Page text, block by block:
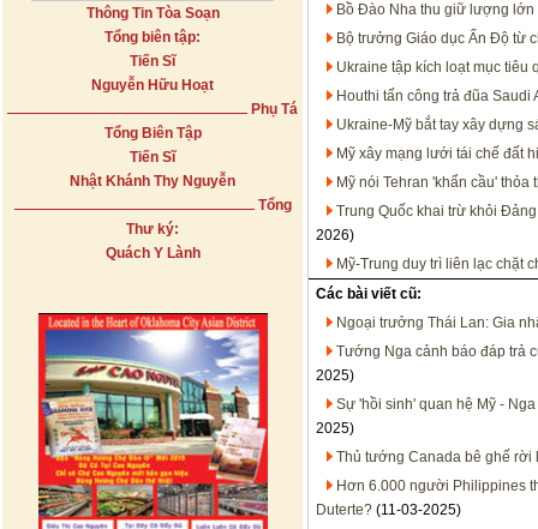
Thông Tin Tòa Soạn
Tổng biên tập:
Tiến Sĩ
Nguyễn Hữu Hoạt
Phụ Tá
Tổng Biên Tập
Tiến Sĩ
Nhật Khánh Thy Nguyễn
Tổng
Thư ký:
Quách Y Lành
Bồ Đào Nha thu giữ lượng
Bộ trưởng Giáo dục Ấn Độ từ
Ukraine tập kích loạt mục tiêu
Houthi tấn công trả đũa
Ukraine-Mỹ bắt tay xây dựng
Mỹ xây mạng lưới tái chế đất
Mỹ nói Tehran 'khẩn cầu'
Trung Quốc khai trừ khỏi
2026)
Mỹ-Trung duy trì liên lạc chặt
Các bài viết cũ:
Ngoại trưởng Thái Lan: Gia
Tướng Nga cảnh báo đáp trả
2025)
Sự 'hồi sinh' quan hệ Mỹ -
2025)
Thủ tướng Canada bê ghế rời
Hơn 6.000 người Philippines
Duterte? (11-03-2025)